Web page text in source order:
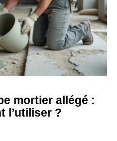
mortier allégé :
l’utiliser ?